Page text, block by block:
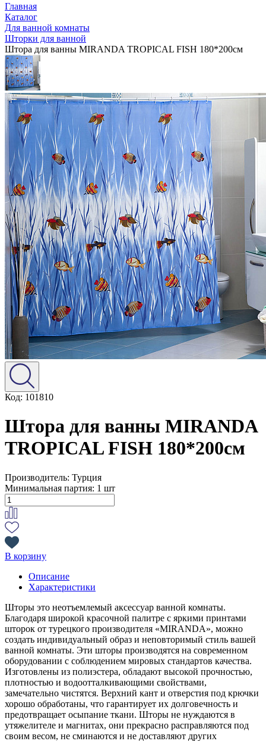
Главная
Каталог
Для ванной комнаты
Шторки для ванной
Штора для ванны MIRANDA TROPICAL FISH 180*200см
Код: 101810
Штора для ванны MIRANDA
TROPICAL FISH 180*200см
Производитель: Турция
Минимальная партия: 1 шт
В корзину
Описание
Характеристики
Шторы это неотъемлемый аксессуар ванной комнаты.
Благодаря широкой красочной палитре с яркими принтами
шторок от турецкого производителя «MIRANDA», можно
создать индивидуальный образ и неповторимый стиль вашей
ванной комнаты. Эти шторы производятся на современном
оборудовании с соблюдением мировых стандартов качества.
Изготовлены из полиэстера, обладают высокой прочностью,
плотностью и водоотталкивающими свойствами,
замечательно чистятся. Верхний кант и отверстия под крючки
хорошо обработаны, что гарантирует их долговечность и
предотвращает осыпание ткани. Шторы не нуждаются в
утяжелителе и магнитах, они прекрасно расправляются под
своим весом, не сминаются и не доставляют других